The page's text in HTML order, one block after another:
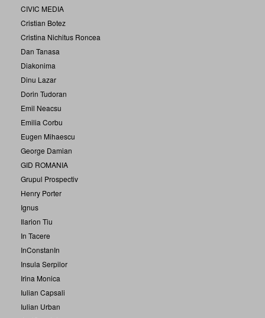
CIVIC MEDIA
Cristian Botez
Cristina Nichitus Roncea
Dan Tanasa
Diakonima
Dinu Lazar
Dorin Tudoran
Emil Neacsu
Emilia Corbu
Eugen Mihaescu
George Damian
GID ROMANIA
Grupul Prospectiv
Henry Porter
Ignus
Ilarion Tiu
In Tacere
InConstanIn
Insula Serpilor
Irina Monica
Iulian Capsali
Iulian Urban